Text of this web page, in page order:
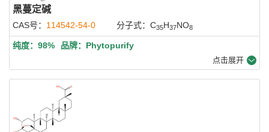
黑蔓定碱
CAS号： 114542-54-0 分子式：C35H37NO8
纯度：98% 品牌：Phytopurify
点击展开